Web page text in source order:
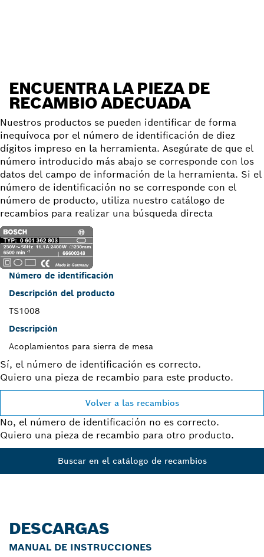
ENCUENTRA LA PIEZA DE
RECAMBIO ADECUADA
Nuestros productos se pueden identificar de forma
inequívoca por el número de identificación de diez
dígitos impreso en la herramienta. Asegúrate de que el
número introducido más abajo se corresponde con los
datos del campo de información de la herramienta. Si el
número de identificación no se corresponde con el
número de producto, utiliza nuestro catálogo de
recambios para realizar una búsqueda directa
Número de identificación
Descripción del producto
TS1008
Descripción
Acoplamientos para sierra de mesa
Sí, el número de identificación es correcto.
Quiero una pieza de recambio para este producto.
Volver a las recambios
No, el número de identificación no es correcto.
Quiero una pieza de recambio para otro producto.
Buscar en el catálogo de recambios
DESCARGAS
MANUAL DE INSTRUCCIONES